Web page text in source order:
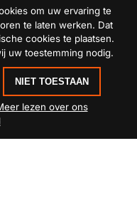
om uw ervaring te
te laten werken. Dat
cookies te plaatsen.
uw toestemming nodig.
NIET TOESTAAN
lezen over ons